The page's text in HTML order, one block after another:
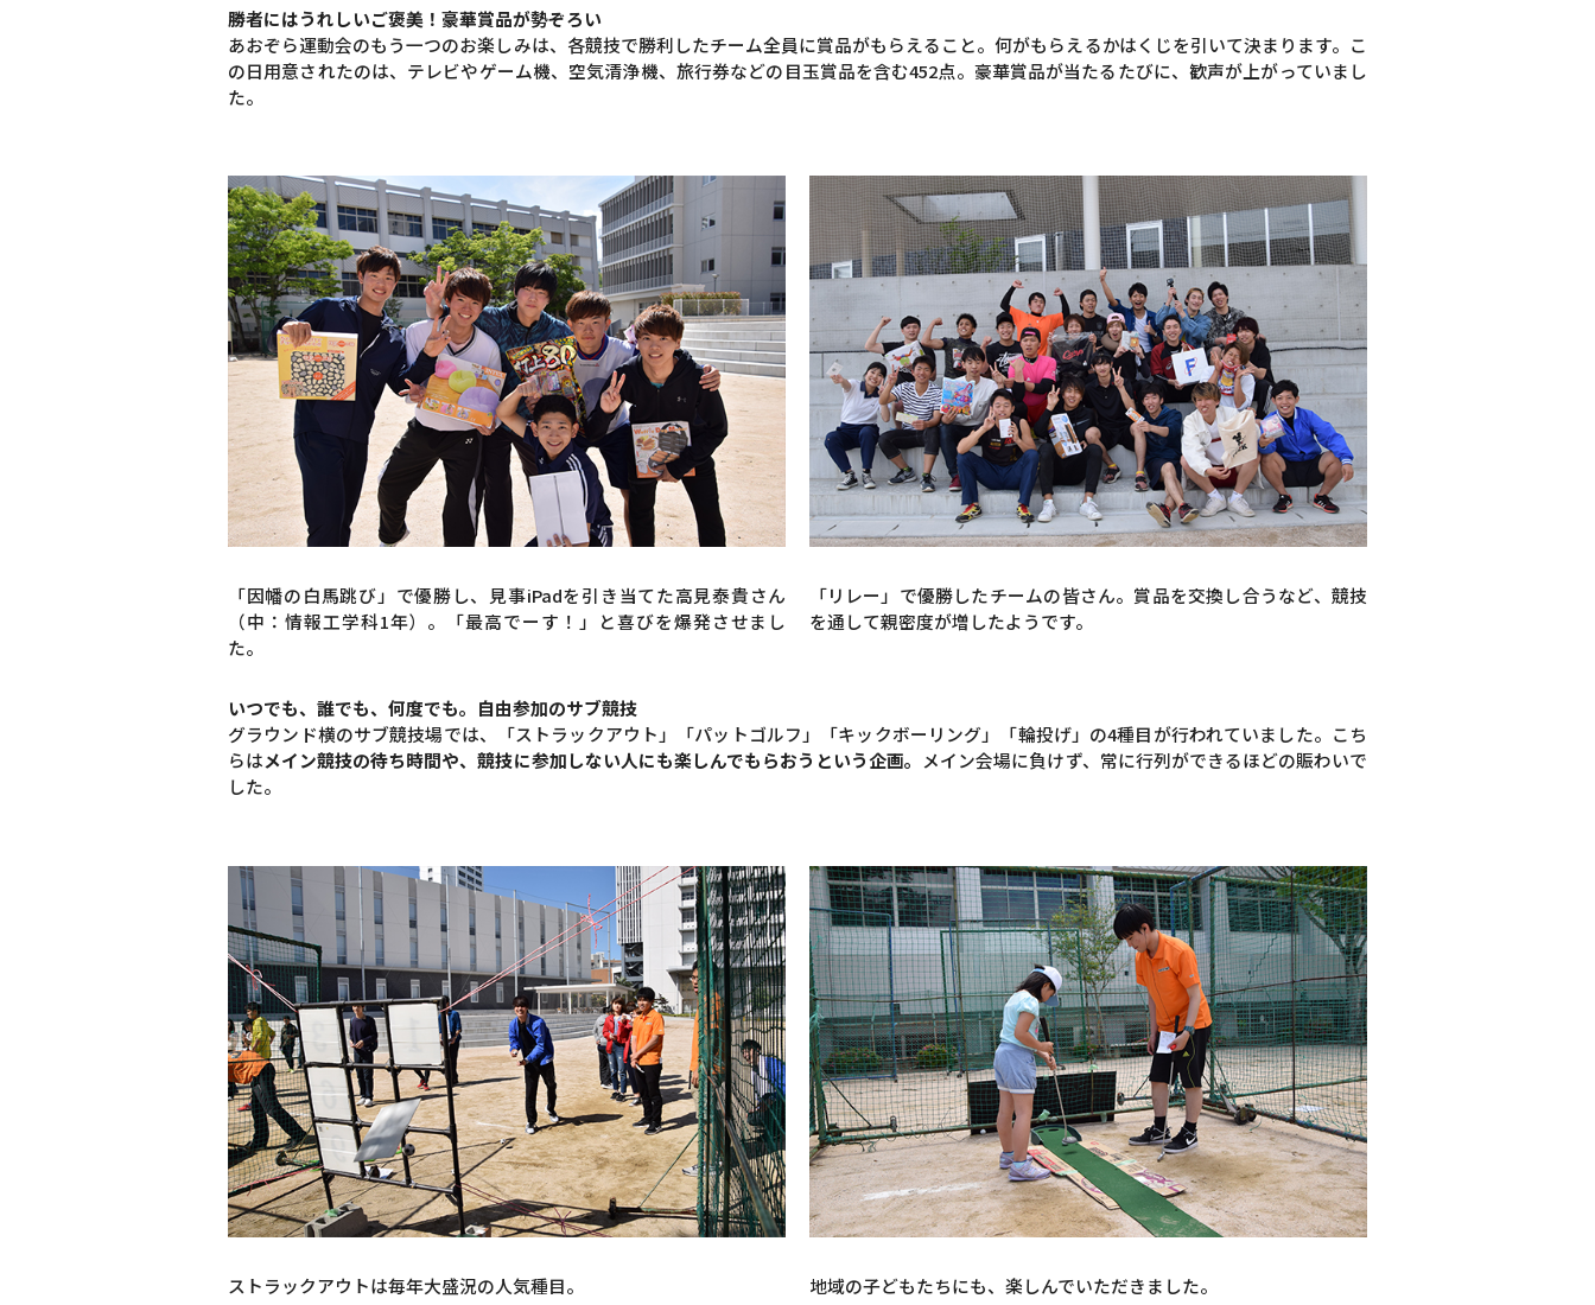
勝者にはうれしいご褒美！豪華賞品が勢ぞろい
あおぞら運動会のもう一つのお楽しみは、各競技で勝利したチーム全員に賞品がもらえること。何がもらえるかはくじを引いて決まります。こ
の日用意されたのは、テレビやゲーム機、空気清浄機、旅行券などの目玉賞品を含む452点。豪華賞品が当たるたびに、歓声が上がっていまし
た。
「因幡の白馬跳び」で優勝し、見事iPadを引き当てた高見泰貴さん
（中：情報工学科1年）。「最高でーす！」と喜びを爆発させまし
た。
「リレー」で優勝したチームの皆さん。賞品を交換し合うなど、競技
を通して親密度が増したようです。
いつでも、誰でも、何度でも。自由参加のサブ競技
グラウンド横のサブ競技場では、「ストラックアウト」「パットゴルフ」「キックボーリング」「輪投げ」の4種目が行われていました。こち
らはメイン競技の待ち時間や、競技に参加しない人にも楽しんでもらおうという企画。 メイン会場に負けず、常に行列ができるほどの賑わいで
した。
ストラックアウトは毎年大盛況の人気種目。 地域の子どもたちにも、楽しんでいただきました。